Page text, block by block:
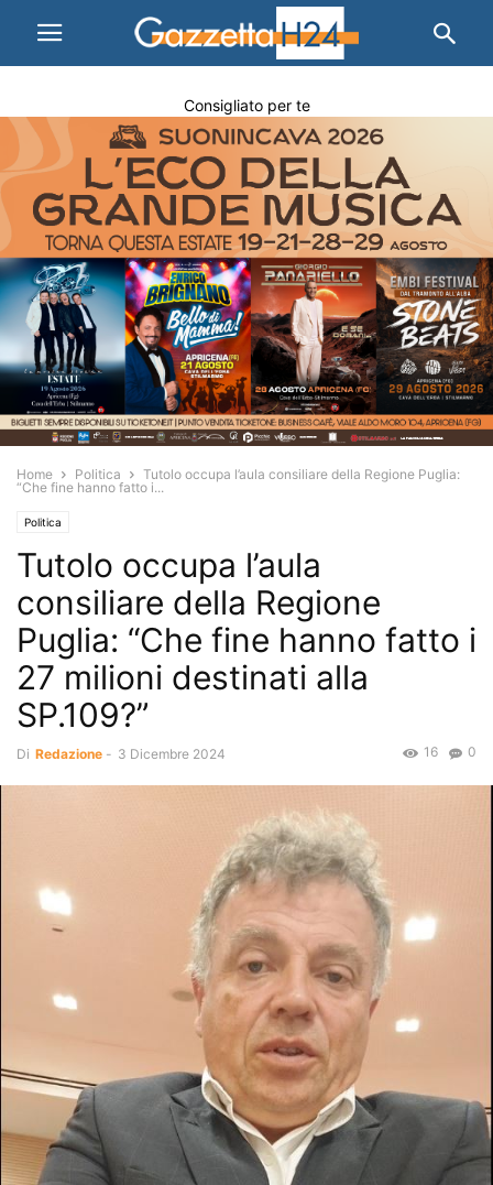
Consigliato per te
Home Politica
Tutolo occupa l’aula consiliare della Regione Puglia:
“Che fine hanno fatto i...
Politica
Tutolo occupa l’aula
consiliare della Regione
Puglia: “Che fine hanno fatto i
27 milioni destinati alla
SP.109?”
Di Redazione - 3 Dicembre 2024 0
16